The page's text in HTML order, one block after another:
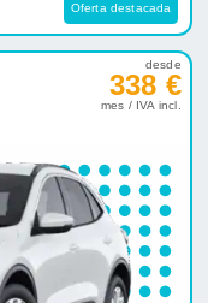
Oferta destacada
desde
338 €
mes / IVA incl.